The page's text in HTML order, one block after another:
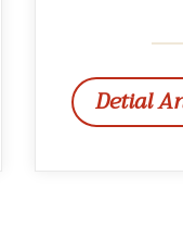
Detial